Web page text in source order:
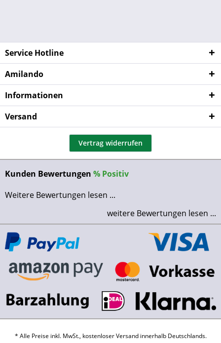
Service Hotline
Amilando
Informationen
Versand
Vertrag widerrufen
Kunden Bewertungen % Positiv
Weitere Bewertungen lesen ...
weitere Bewertungen lesen ...
* Alle Preise inkl. MwSt., kostenloser Versand innerhalb Deutschlands.